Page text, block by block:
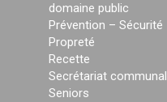
domaine public
Prévention – Sécurité
Propreté
Recette
Secrétariat communal
Seniors